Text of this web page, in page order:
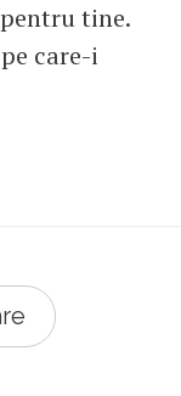
tine.
care-i